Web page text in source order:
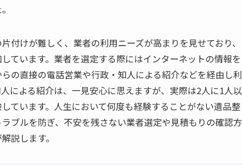
付けが難しく、業者の利用ニーズが高まりを見せており、
ています。業者を選定する際にはインターネットの情報を
の直接の電話営業や行政・知人による紹介などを経由し利
による紹介は、一見安心に思えますが、実際は2人に1人以
ています。人生において何度も経験することがない遺品整
ブルを防ぎ、不安を残さない業者選定や見積もりの確認方
説します。